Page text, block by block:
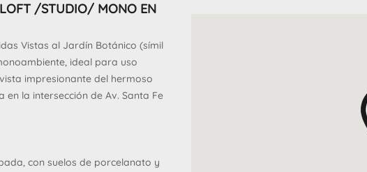
/STUDIO/ MONO EN
Vistas al Jardín Botánico (símil
ideal para uso
impresionante del hermoso
la intersección de Av. Santa Fe
con suelos de porcelanato y